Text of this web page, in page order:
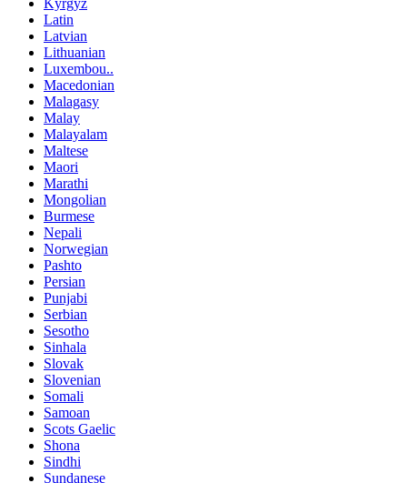
Kyrgyz
Latin
Latvian
Lithuanian
Luxembou..
Macedonian
Malagasy
Malay
Malayalam
Maltese
Maori
Marathi
Mongolian
Burmese
Nepali
Norwegian
Pashto
Persian
Punjabi
Serbian
Sesotho
Sinhala
Slovak
Slovenian
Somali
Samoan
Scots Gaelic
Shona
Sindhi
Sundanese